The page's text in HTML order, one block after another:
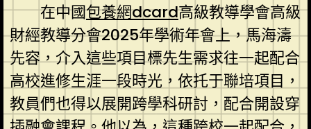
在中國包養網dcard高級教導學會高級
財經教導分會2025年學術年會上，馬海濤
先容，介入這些項目標先生需求往一起配合
高校進修生涯一段時光，依托于聯培項目，
教員們也得以展開跨學科研討，配合開設穿